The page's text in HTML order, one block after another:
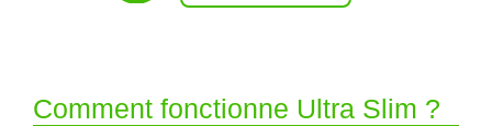
Comment fonctionne Ultra Slim ?